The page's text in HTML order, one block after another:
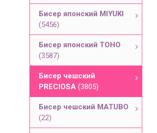
Бисер японский MIYUKI
(5456)
Бисер японский TOHO
(3587)
Бисер чешский
PRECIOSA (3805)
Бисер чешский MATUBO
(22)